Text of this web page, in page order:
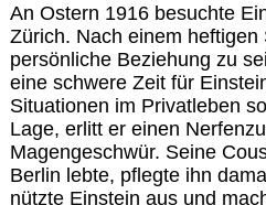
An Ostern 1916 besuchte
Zürich. Nach einem heftigen
persönliche Beziehung zu
eine schwere Zeit für
Situationen im Privatleben
Lage, erlitt er einen
Magengeschwür. Seine
Berlin lebte, pflegte ihn
nützte Einstein aus und